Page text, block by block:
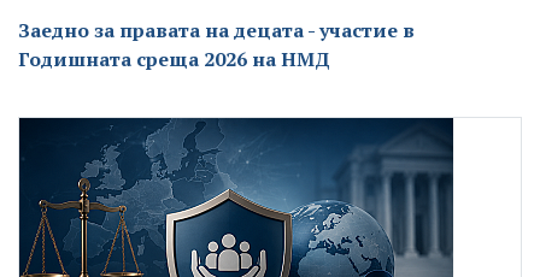
Заедно за правата на децата - участие в
Годишната среща 2026 на НМД